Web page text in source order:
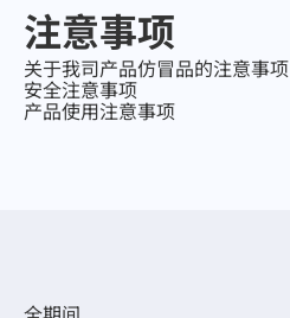
注意事项
关于我司产品仿冒品的注意事项
安全注意事项
产品使用注意事项